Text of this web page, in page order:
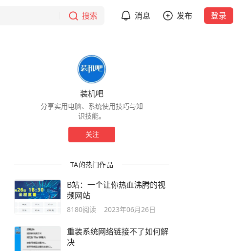
搜索 消息 发布 登录
装机吧
分享实用电脑、系统使用技巧与知
识技能。
关注
TA的热门作品
B站：一个让你热血沸腾的视
频网站
8180阅读 2023年06月26日
重装系统网络链接不了如何解
决